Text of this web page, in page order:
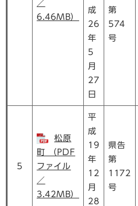
／
6.46MB）
成
26
年
5
月
27
日
第
574
号
5
松原
町 （PDF
ファイル
／
3.42MB）
平
成
19
年
12
月
28
県告
第
1172
号